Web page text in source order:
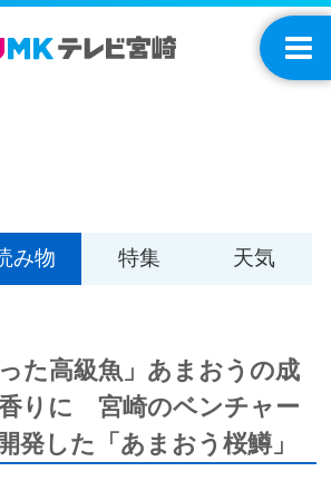
み物 特集 天気
た高級魚」あまおうの成
りに 宮崎のベンチャー
発した「あまおう桜鱒」